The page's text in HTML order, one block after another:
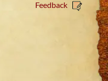
Feedback